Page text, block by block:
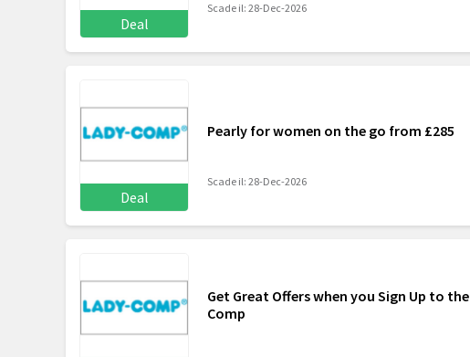
Deal
Scade il: 28-Dec-2026
Deal
Pearly for women on the go from £285
Scade il: 28-Dec-2026
Get Great Offers when you Sign Up to
Comp